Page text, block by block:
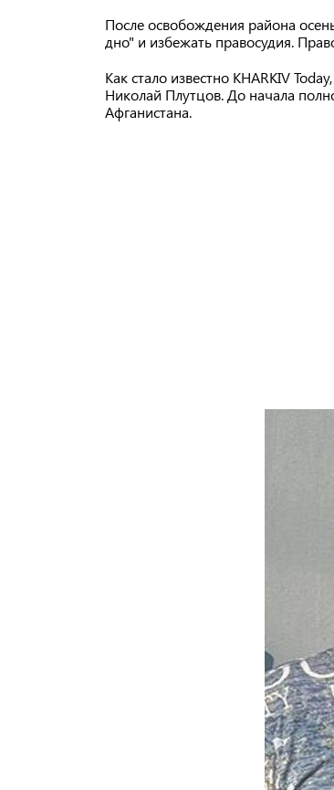
После освобождения района
дно" и избежать правосудия.
Как стало известно KHARKIV
Николай Плутцов. До начала
Афганистана.